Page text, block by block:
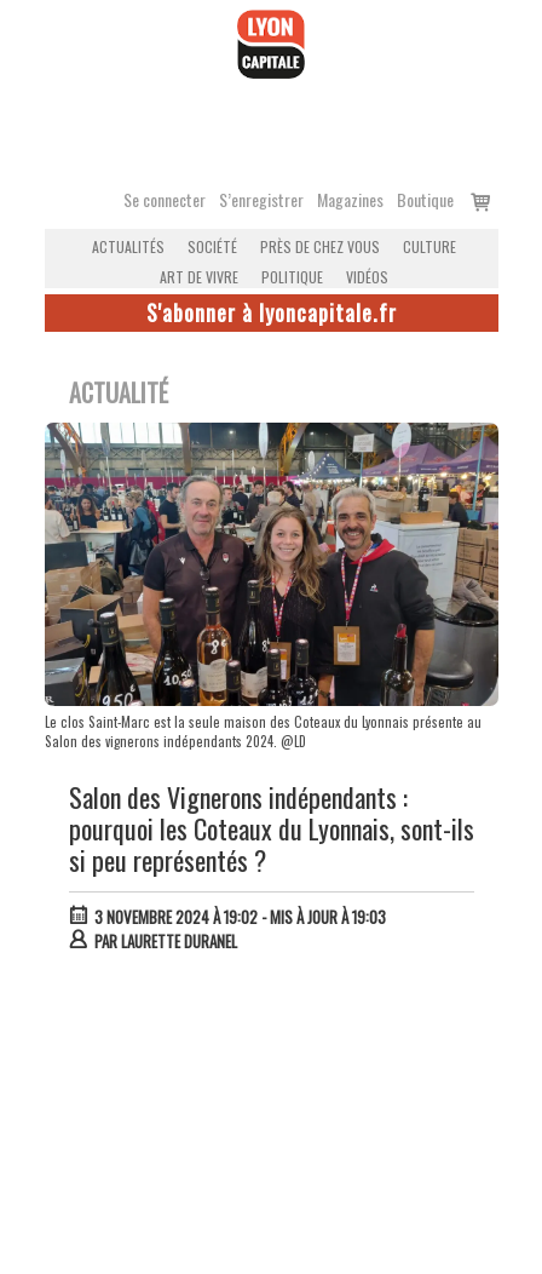
Se connecter S’enregistrer Magazines Boutique
Voir
ACTUALITÉS SOCIÉTÉ PRÈS DE CHEZ VOUS
CULTURE
ART DE VIVRE
POLITIQUE VIDÉOS
S'abonner à lyoncapitale.fr
ACTUALITÉ
Le clos Saint-Marc est la seule maison des Coteaux du Lyonnais présente au
Salon des vignerons indépendants 2024. @LD
Salon des Vignerons indépendants :
pourquoi les Coteaux du Lyonnais, sont-ils
si peu représentés ?
3 NOVEMBRE 2024 À 19:02- MIS À JOUR À 19:03
PARLAURETTE DURANEL